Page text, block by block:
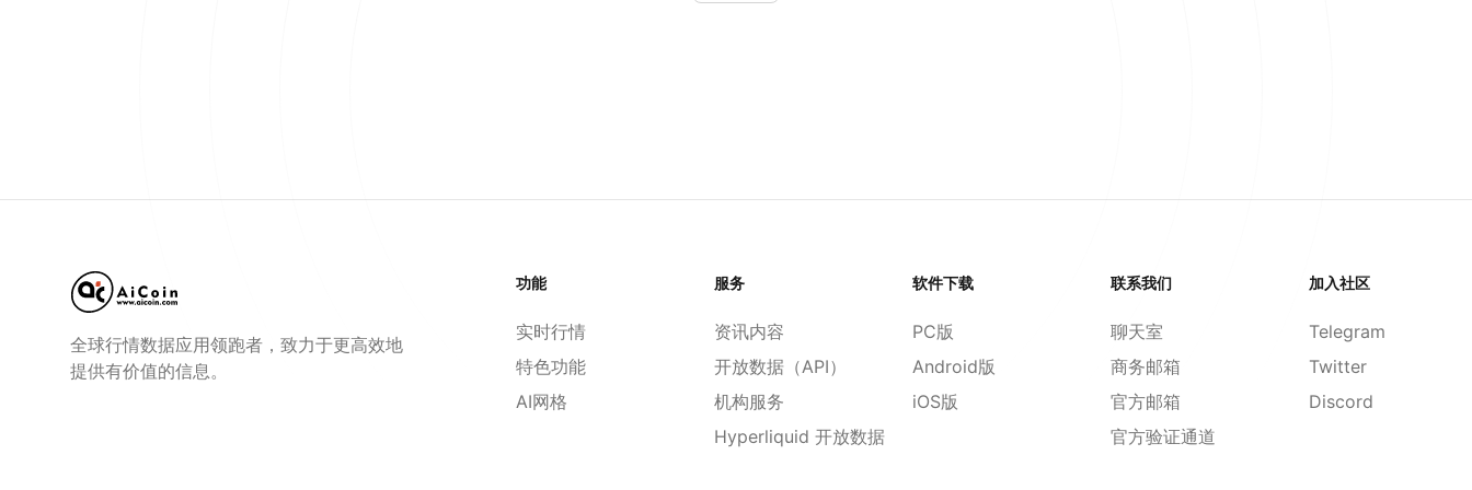
全球行情数据应用领跑者，致力于更高效地
提供有价值的信息。
功能
实时行情
特色功能
AI网格
服务
资讯内容
开放数据（API）
机构服务
Hyperliquid 开放数据
软件下载
PC版
Android版
iOS版
联系我们
聊天室
商务邮箱
官方邮箱
官方验证通道
加入社区
Telegram
Twitter
Discord